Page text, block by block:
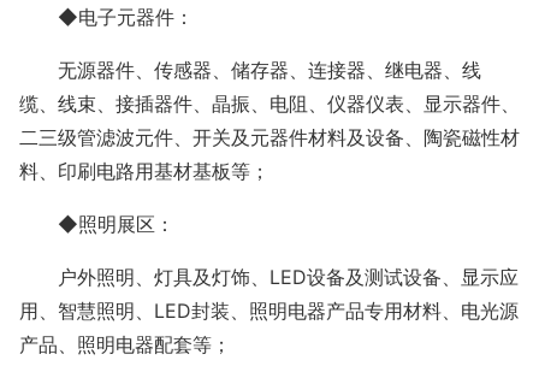
◆电子元器件：
无源器件、传感器、储存器、连接器、继电器、线
缆、线束、接插器件、晶振、电阻、仪器仪表、显示器件、
二三级管滤波元件、开关及元器件材料及设备、陶瓷磁性材
料、印刷电路用基材基板等；
◆照明展区：
户外照明、灯具及灯饰、 LED设备及测试设备、显示应
用、智慧照明、LED封装、照明电器产品专用材料、电光源
产品、照明电器配套等；